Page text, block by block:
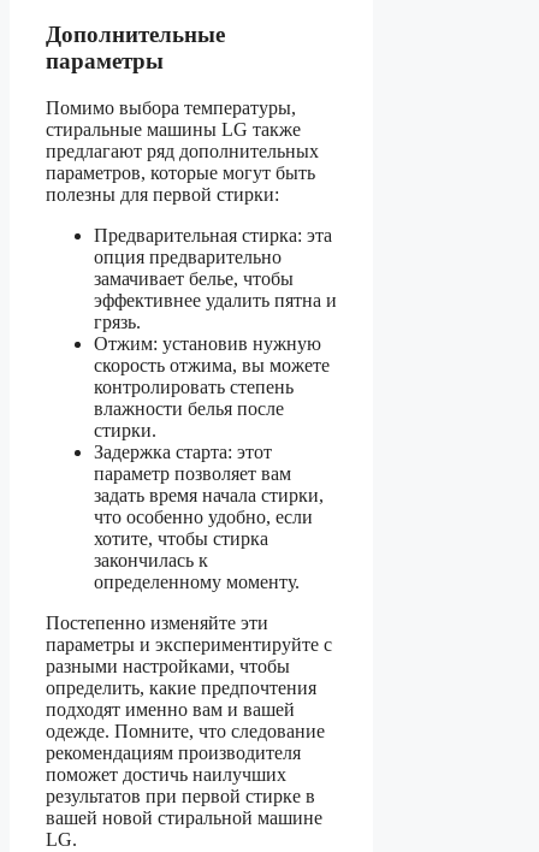
Дополнительные
параметры
Помимо выбора температуры,
стиральные машины LG также
предлагают ряд дополнительных
параметров, которые могут быть
полезны для первой стирки:
Предварительная стирка: эта
опция предварительно
замачивает белье, чтобы
эффективнее удалить пятна и
грязь.
Отжим: установив нужную
скорость отжима, вы можете
контролировать степень
влажности белья после
стирки.
Задержка старта: этот
параметр позволяет вам
задать время начала стирки,
что особенно удобно, если
хотите, чтобы стирка
закончилась к
определенному моменту.
Постепенно изменяйте эти
параметры и экспериментируйте с
разными настройками, чтобы
определить, какие предпочтения
подходят именно вам и вашей
одежде. Помните, что следование
рекомендациям производителя
поможет достичь наилучших
результатов при первой стирке в
вашей новой стиральной машине
LG.